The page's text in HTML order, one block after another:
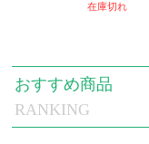
在庫切れ
RANKING
おすすめ商品